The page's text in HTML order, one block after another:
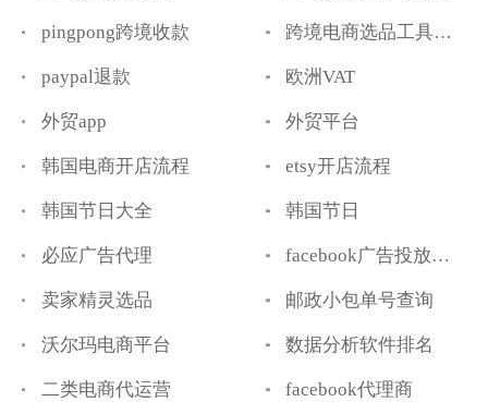
pingpong跨境收款 跨境电商选品工具推荐
paypal退款 欧洲VAT
外贸app 外贸平台
韩国电商开店流程 etsy开店流程
韩国节日大全 韩国节日
必应广告代理 facebook广告投放代运营
卖家精灵选品 邮政小包单号查询
沃尔玛电商平台 数据分析软件排名
二类电商代运营 facebook代理商